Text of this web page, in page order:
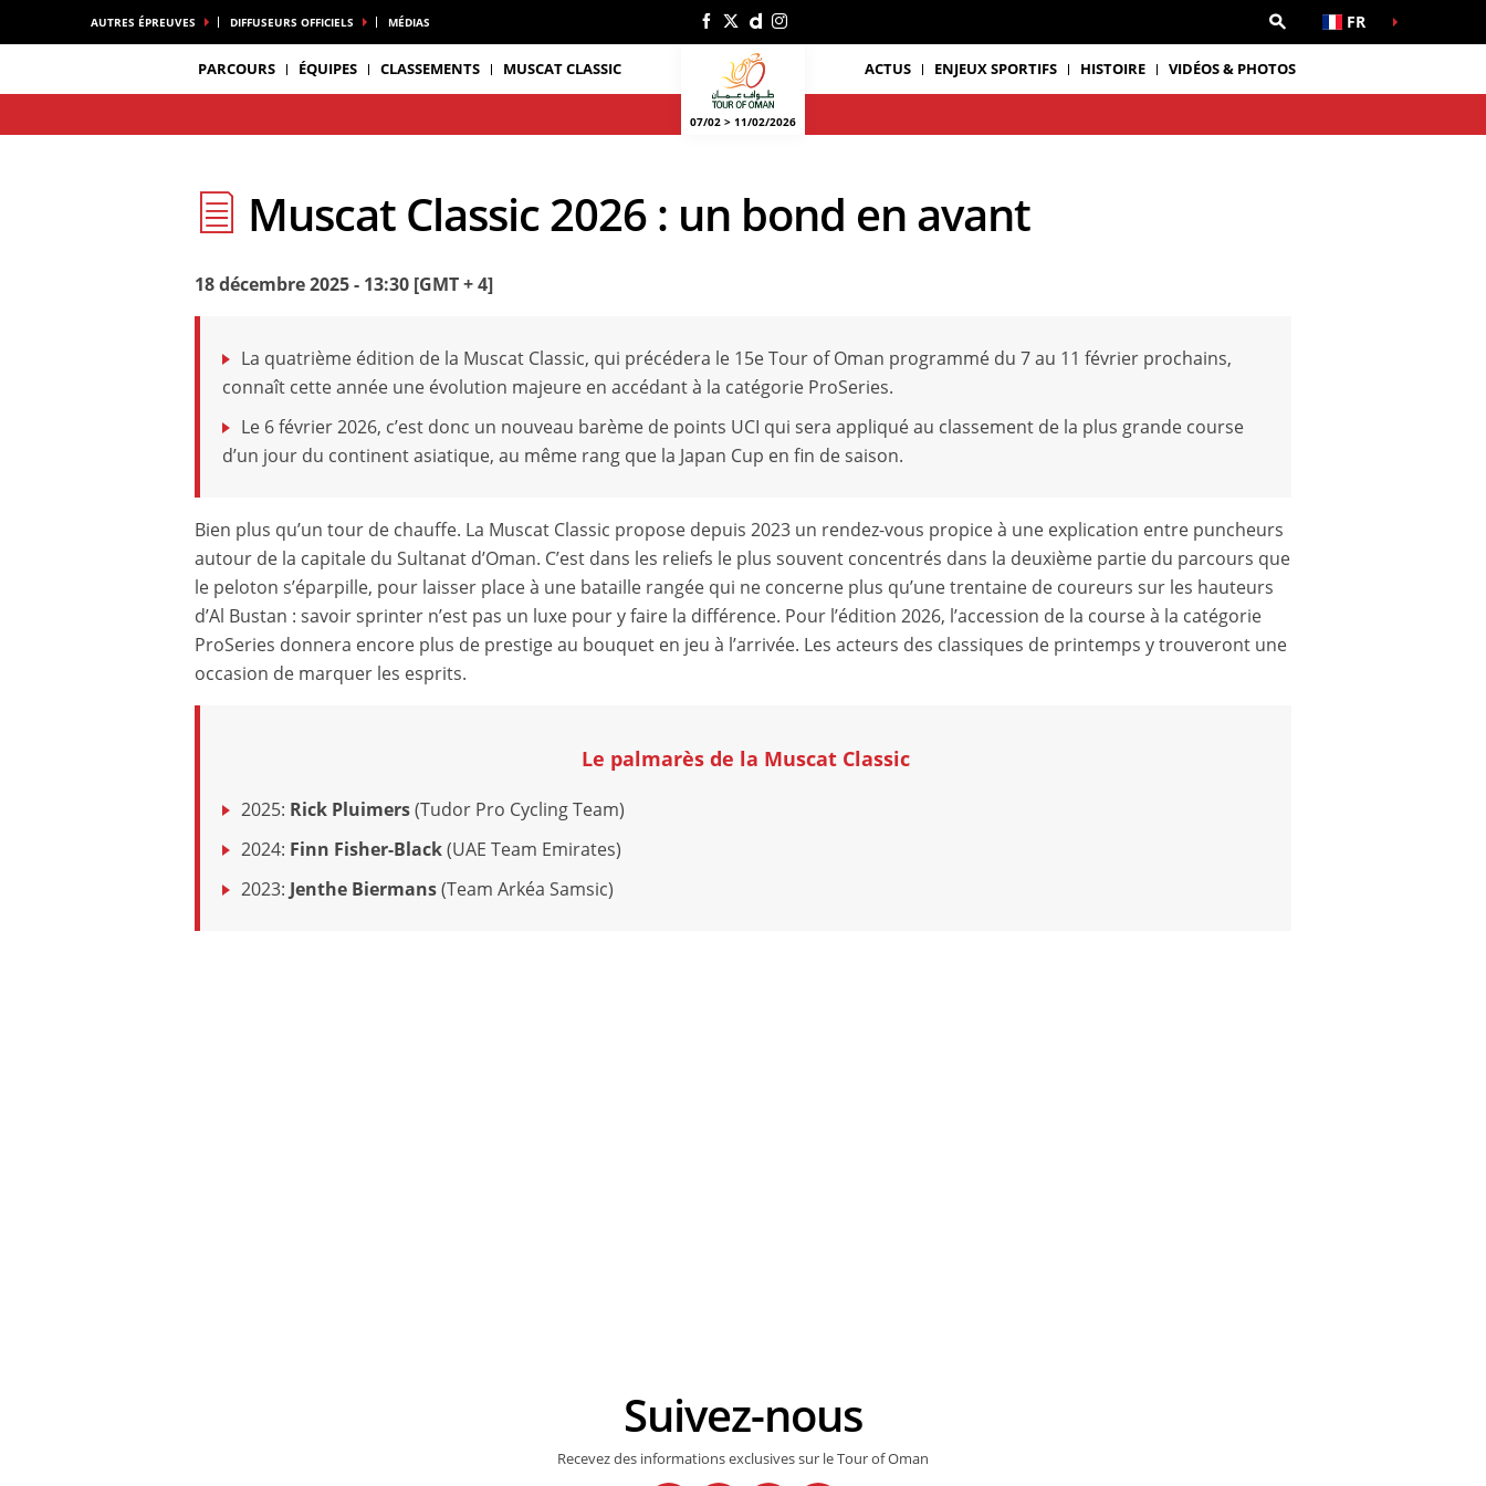
AUTRES ÉPREUVES DIFFUSEURS OFFICIELS MÉDIAS FR
PARCOURS ÉQUIPES CLASSEMENTS MUSCAT CLASSIC
07/02 > 11/02/2026
ACTUS ENJEUX SPORTIFS HISTOIRE VIDÉOS & PHOTOS
Muscat Classic 2026 : un bond en avant
18 décembre 2025 - 13:30 [GMT + 4]
La quatrième édition de la Muscat Classic, qui précédera le 15e Tour of Oman programmé du 7 au 11 février prochains,
connaît cette année une évolution majeure en accédant à la catégorie ProSeries.
Le 6 février 2026, c’est donc un nouveau barème de points UCI qui sera appliqué au classement de la plus grande course
d’un jour du continent asiatique, au même rang que la Japan Cup en fin de saison.
Bien plus qu’un tour de chauffe. La Muscat Classic propose depuis 2023 un rendez-vous propice à une explication entre puncheurs
autour de la capitale du Sultanat d’Oman. C’est dans les reliefs le plus souvent concentrés dans la deuxième partie du parcours que
le peloton s’éparpille, pour laisser place à une bataille rangée qui ne concerne plus qu’une trentaine de coureurs sur les hauteurs
d’Al Bustan : savoir sprinter n’est pas un luxe pour y faire la différence. Pour l’édition 2026, l’accession de la course à la catégorie
ProSeries donnera encore plus de prestige au bouquet en jeu à l’arrivée. Les acteurs des classiques de printemps y trouveront une
occasion de marquer les esprits.
Le palmarès de la Muscat Classic
2025: Rick Pluimers(Tudor Pro Cycling Team)
2024: Finn Fisher-Black(UAE Team Emirates)
2023: Jenthe Biermans(Team Arkéa Samsic)
Suivez-nous
Recevez des informations exclusives sur le Tour of Oman